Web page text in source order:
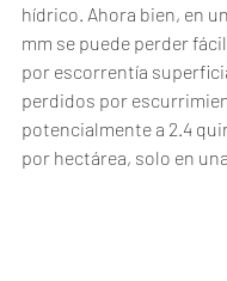
hídrico. Ahora bien, en
mm se puede perder
por escorrentía
perdidos por
potencialmente a 2.4
por hectárea, solo en